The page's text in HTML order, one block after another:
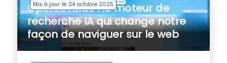
Mis à jour le 24 octobre 2025
OpenAI Atlas : le moteur de
recherche IA qui change notre
façon de naviguer sur le web